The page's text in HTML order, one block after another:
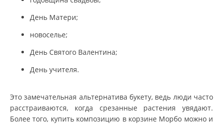
День Матери;
новоселье;
День Святого Валентина;
День учителя.
Это замечательная альтернатива букету, ведь люди часто
расстраиваются, когда срезанные растения увядают.
Более того, купить композицию в корзине Морбо можно и